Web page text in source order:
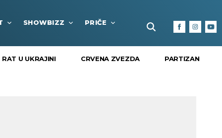
SHOWBIZZ PRIČE FUN BOX KULTURA I
RAT U UKRAJINI CRVENA ZVEZDA PARTIZAN